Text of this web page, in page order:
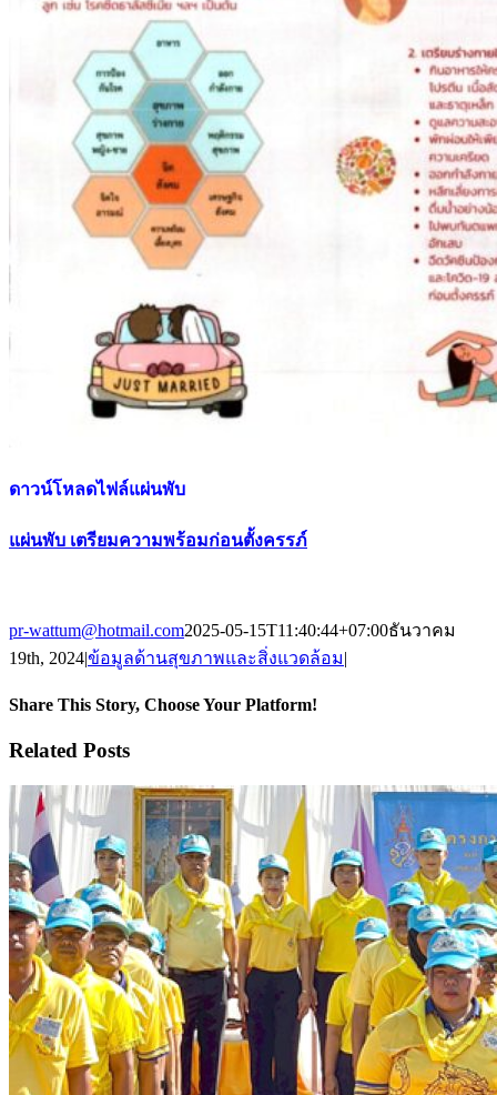
ดาวน์โหลดไฟล์แผ่นพับ
แผ่นพับ เตรียมความพร้อมก่อนตั้งครรภ์
pr-wattum@hotmail.com2025-05-15T11:40:44+07:00ธันวาคม
19th, 2024|ข้อมูลด้านสุขภาพและสิ่งแวดล้อม|
Share This Story, Choose Your Platform!
Facebook
X
Reddit
LinkedIn
Tumblr
Pinterest
Vk
Email
Related Posts